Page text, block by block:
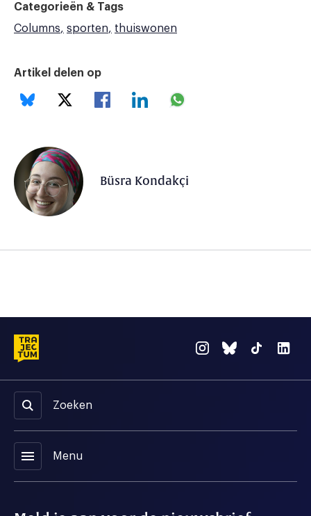
Categorieën & Tags
Columns
sporten thuiswonen
Artikel delen op
Büsra Kondakçi
Zoeken
menu Menu